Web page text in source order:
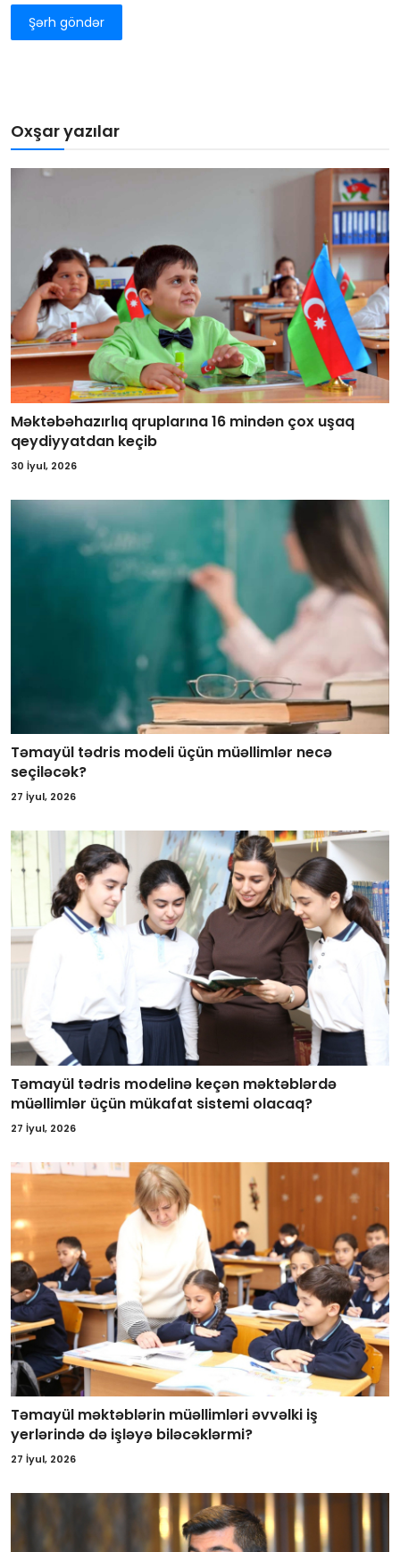
Şərh göndər
Oxşar yazılar
Məktəbəhazırlıq qruplarına 16 mindən çox uşaq
qeydiyyatdan keçib
30 İyul, 2026
Təmayül tədris modeli üçün müəllimlər necə
seçiləcək?
27 İyul, 2026
Təmayül tədris modelinə keçən məktəblərdə
müəllimlər üçün mükafat sistemi olacaq?
27 İyul, 2026
Təmayül məktəblərin müəllimləri əvvəlki iş
yerlərində də işləyə biləcəklərmi?
27 İyul, 2026